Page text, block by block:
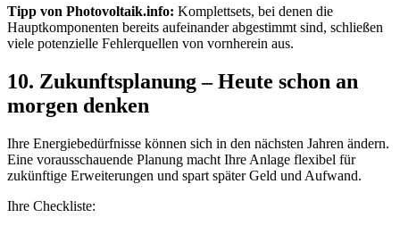
Tipp von Photovoltaik.info: Komplettsets, bei denen die
Hauptkomponenten bereits aufeinander abgestimmt sind, schließen
viele potenzielle Fehlerquellen von vornherein aus.
10. Zukunftsplanung – Heute schon an
morgen denken
Ihre Energiebedürfnisse können sich in den nächsten Jahren ändern.
Eine vorausschauende Planung macht Ihre Anlage flexibel für
zukünftige Erweiterungen und spart später Geld und Aufwand.
Ihre Checkliste: